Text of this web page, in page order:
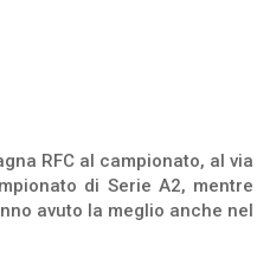
RFC al campionato, al via
di Serie A2, mentre
avuto la meglio anche nel